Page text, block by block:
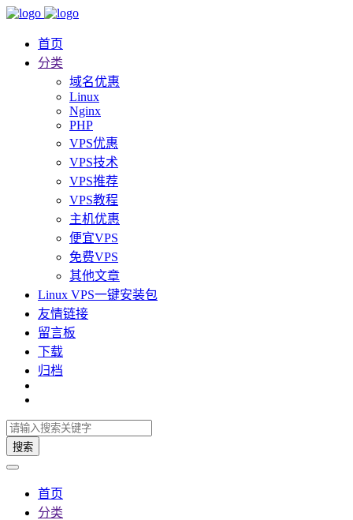
首页
分类
域名优惠
Linux
Nginx
PHP
VPS优惠
VPS技术
VPS推荐
VPS教程
主机优惠
便宜VPS
免费VPS
其他文章
Linux VPS一键安装包
友情链接
留言板
下载
归档
搜索
首页
分类